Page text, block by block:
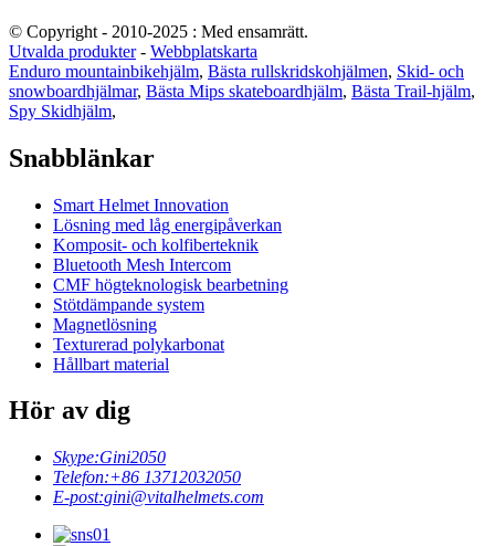
© Copyright - 2010-2025 : Med ensamrätt.
Utvalda produkter- Webbplatskarta
Enduro mountainbikehjälm, Bästa rullskridskohjälmen, Skid- och
snowboardhjälmar, Bästa Mips skateboardhjälm, Bästa Trail-hjälm,
Spy Skidhjälm,
Snabblänkar
Smart Helmet Innovation
Lösning med låg energipåverkan
Komposit- och kolfiberteknik
Bluetooth Mesh Intercom
CMF högteknologisk bearbetning
Stötdämpande system
Magnetlösning
Texturerad polykarbonat
Hållbart material
Hör av dig
Skype:Gini2050
Telefon:+86 13712032050
E-post:gini@vitalhelmets.com